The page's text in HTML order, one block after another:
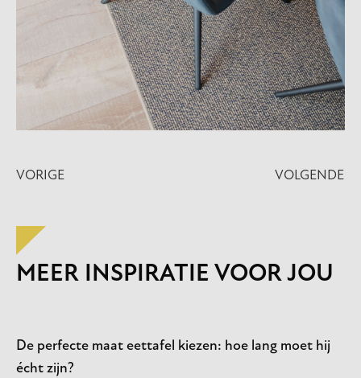
VORIGE VOLGENDE
MEER INSPIRATIE VOOR JOU
De perfecte maat eettafel kiezen: hoe lang moet hij
écht zijn?